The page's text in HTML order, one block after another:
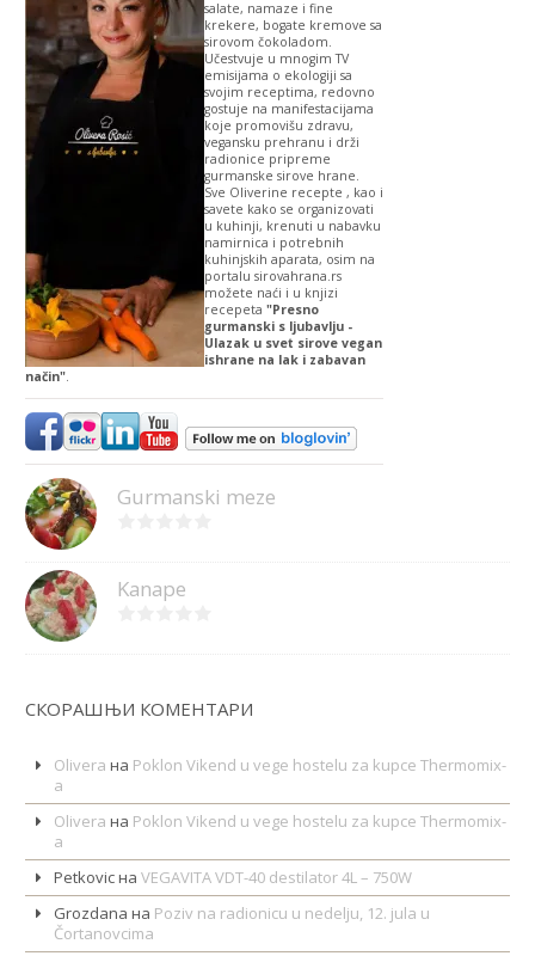
salate, namaze i fine
krekere, bogate kremove sa
sirovom čokoladom.
Učestvuje u mnogim TV
emisijama o ekologiji sa
svojim receptima, redovno
gostuje na manifestacijama
koje promovišu zdravu,
vegansku prehranu i drži
radionice pripreme
gurmanske sirove hrane.
Sve Oliverine recepte , kao i
savete kako se organizovati
u kuhinji, krenuti u nabavku
namirnica i potrebnih
kuhinjskih aparata, osim na
portalu sirovahrana.rs
možete naći i u knjizi
recepeta"Presno
gurmanski s ljubavlju -
Ulazak u svet sirove vegan
ishrane na lak i zabavan
način".
Gurmanski meze
Kanape
СКОРАШЊИ КОМЕНТАРИ
Olivera на Poklon Vikend u vege hostelu za kupce Thermomix-
a
Olivera на Poklon Vikend u vege hostelu za kupce Thermomix-
a
PetkovicнаVEGAVITA VDT-40 destilator 4L – 750W
Grozdana на Poziv na radionicu u nedelju, 12. jula u
Čortanovcima